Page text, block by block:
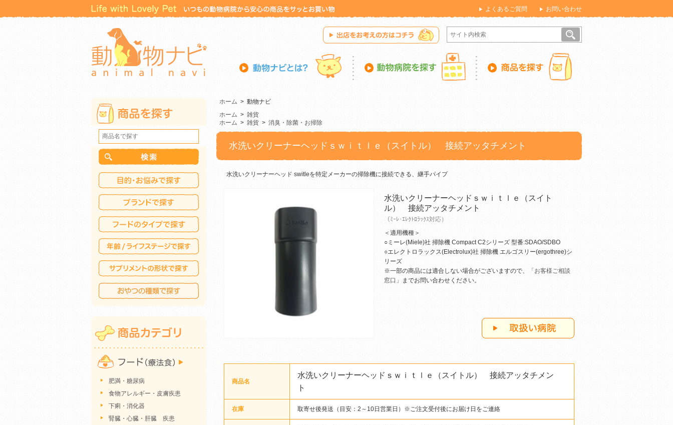
よくあるご質問 お問い合わせ
ホーム > 動物ナビ
ホーム > 雑貨
ホーム > 雑貨 > 消臭・除菌・お掃除
水洗いクリーナーヘッドｓｗｉｔｌｅ（スイトル） 接続アッタチメント
水洗いクリーナーヘッド switleを特定メーカーの掃除機に接続できる、継手パイプ
水洗いクリーナーヘッドｓｗｉｔｌｅ（スイト
ル） 接続アッタチメント
（ﾐｰﾚ･ｴﾚｸﾄﾛﾗｯｸｽ対応）
＜適用機種＞
○ミーレ(Miele)社 掃除機 Compact C2シリーズ 型番:SDAO/SDBO
○エレクトロラックス(Electrolux)社 掃除機 エルゴスリー(ergothree)シ
リーズ
※一部の商品には適合しない場合がございますので、
「お客様ご相談
窓口」
までお問い合わせください。
商品名
水洗いクリーナーヘッドｓｗｉｔｌｅ（スイトル） 接続アッタチメン
ト
在庫 取寄せ後発送（目安：2～10日営業日）※ご注文受付後にお届け日をご連絡
肥満・糖尿病
食物アレルギー・皮膚疾患
下痢・消化器
腎臓・心臓・肝臓 疾患